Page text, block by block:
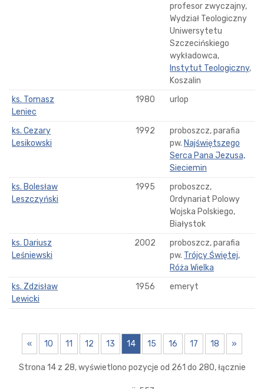
profesor zwyczajny,
Wydział Teologiczny
Uniwersytetu
Szczecińskiego
wykładowca,
Instytut Teologiczny,
Koszalin
ks. Tomasz
Leniec
1980 urlop
ks. Cezary
Lesikowski
1992
proboszcz, parafia
pw. Najświętszego
Serca Pana Jezusa,
Sieciemin
ks. Bolesław
Leszczyński
1995
proboszcz,
Ordynariat Polowy
Wojska Polskiego,
Białystok
ks. Dariusz
Leśniewski
2002
proboszcz, parafia
pw. Trójcy Świętej,
Róża Wielka
ks. Zdzisław
Lewicki
1956 emeryt
« 10 11 12 13 14 15 16 17 18 »
Strona 14 z 28, wyświetlono pozycje od 261 do 280, łącznie